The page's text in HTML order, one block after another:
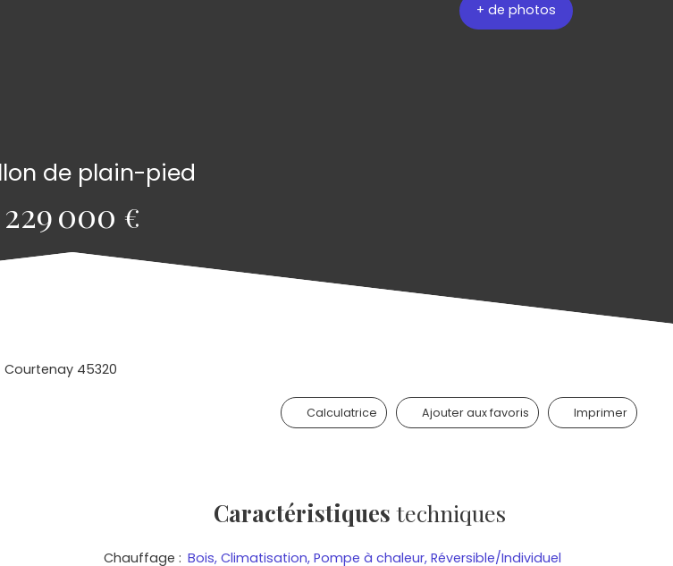
+ de photos
de plain-pied
229 000 €
45320
Calculatrice Ajouter aux favoris Imprimer
Caractéristiques techniques
Chauffage : Bois, Climatisation, Pompe à chaleur, Réversible/Individuel